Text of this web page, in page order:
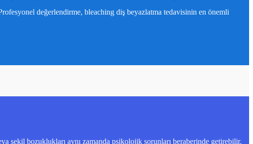
değerlendirme, bleaching diş beyazlatma tedavisinin en önemli
bozuklukları aynı zamanda psikolojik sorunları beraberinde getirebilir.